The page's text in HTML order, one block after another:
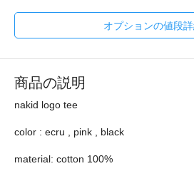
オプションの値段
商品の説明
nakid logo tee
color : ecru , pink , black
material: cotton 100%